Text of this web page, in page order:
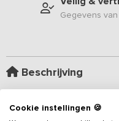
Gegevens
Beschrijving
Net over de Belgische
groepen tot 53 personen.
Cookie instellingen 🍪